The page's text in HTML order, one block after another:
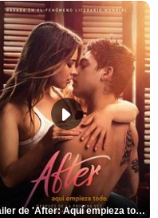
Tráiler de 'After: Aquí empieza todo'